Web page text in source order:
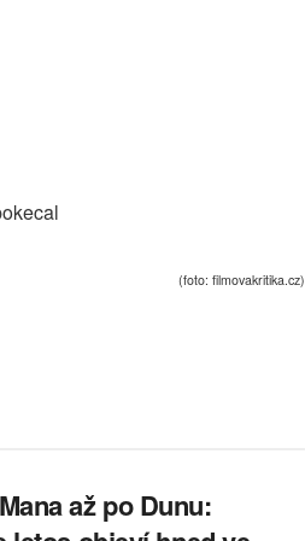
(foto: filmovakritika.cz)
až po Dunu: